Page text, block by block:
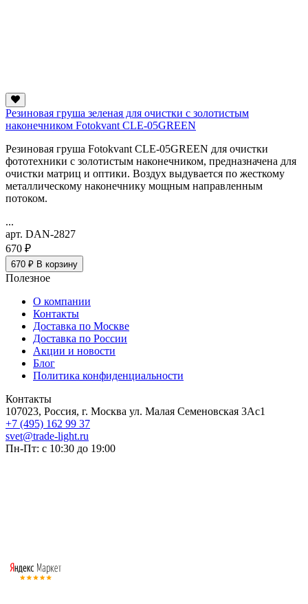
Резиновая груша зеленая для очистки c золотистым
наконечником Fotokvant CLE-05GREEN
Резиновая груша Fotokvant CLE-05GREEN для очистки
фототехники c золотистым наконечником, предназначена для
очистки матриц и оптики. Воздух выдувается по жесткому
металлическому наконечнику мощным направленным
потоком.
...
арт. DAN-2827
670 ₽
670 ₽ В корзину
Полезное
О компании
Контакты
Доставка по Москве
Доставка по России
Акции и новости
Блог
Политика конфиденциальности
Контакты
107023, Россия, г. Москва ул. Малая Семеновская 3Ас1
+7 (495) 162 99 37
svet@trade-light.ru
Пн-Пт: с 10:30 до 19:00